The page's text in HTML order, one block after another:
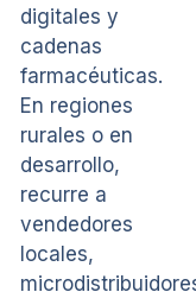
digitales y
cadenas
farmacéuticas.
En regiones
rurales o en
desarrollo,
recurre a
vendedores
locales,